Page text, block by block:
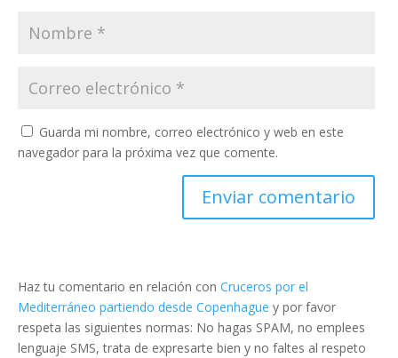
Guarda mi nombre, correo electrónico y web en este
navegador para la próxima vez que comente.
Haz tu comentario en relación con Cruceros por el
Mediterráneo partiendo desde Copenhague y por favor
respeta las siguientes normas: No hagas SPAM, no emplees
lenguaje SMS, trata de expresarte bien y no faltes al respeto